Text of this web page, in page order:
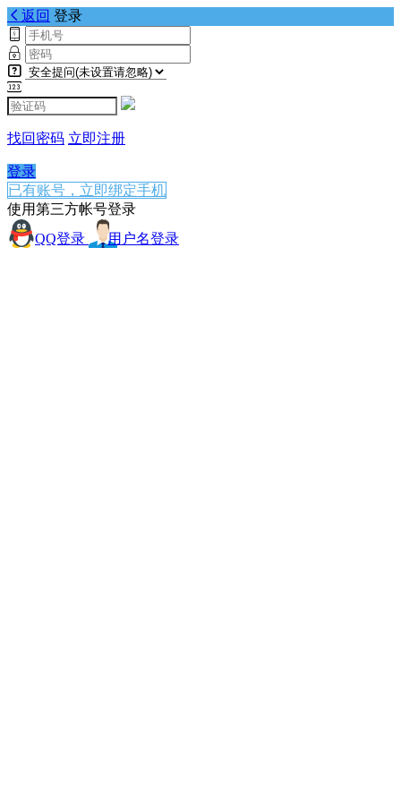
返回 登录
找回密码 立即注册
登录
已有账号，立即绑定手机
使用第三方帐号登录
QQ登录
用户名登录